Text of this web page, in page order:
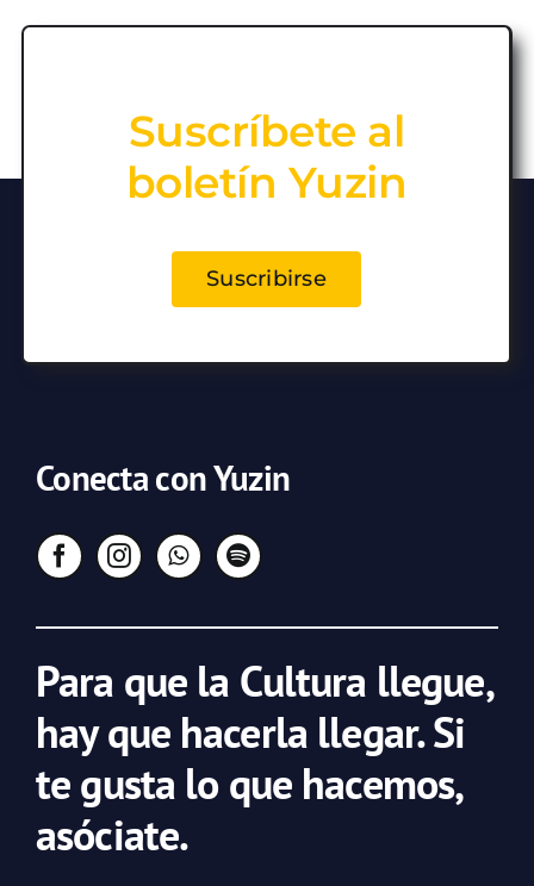
Suscríbete al
boletín Yuzin
Suscribirse
Conecta con Yuzin
Para que la Cultura llegue,
hay que hacerla llegar. Si
te gusta lo que hacemos,
asóciate.